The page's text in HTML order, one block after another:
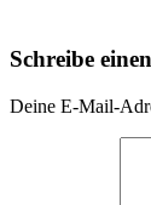
Schreibe
Deine E-Mail-